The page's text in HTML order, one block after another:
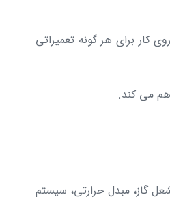
کار برای هر گونه تعمیراتی
می کند.
گاز، مبدل حرارتی، سیستم